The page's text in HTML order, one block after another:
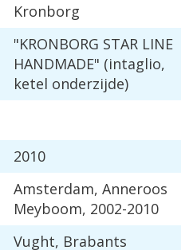
Kronborg
"KRONBORG STAR LINE
HANDMADE" (intaglio,
ketel onderzijde)
2010
Amsterdam, Anneroos
Meyboom, 2002-2010
Vught, Brabants